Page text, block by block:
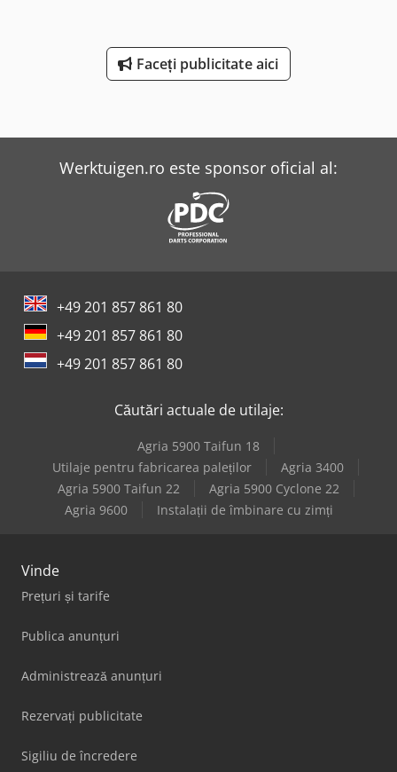
Faceți publicitate aici
Werktuigen.ro este sponsor oficial al:
+49 201 857 861 80
+49 201 857 861 80
+49 201 857 861 80
Căutări actuale de utilaje:
Agria 5900 Taifun 18
Utilaje pentru fabricarea paleților
Agria 3400
Agria 5900 Taifun 22
Agria 5900 Cyclone 22
Agria 9600
Instalații de îmbinare cu zimți
Vinde
Prețuri și tarife
Publica anunțuri
Administrează anunțuri
Rezervați publicitate
Sigiliu de încredere